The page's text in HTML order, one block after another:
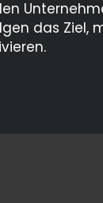
das Ziel,